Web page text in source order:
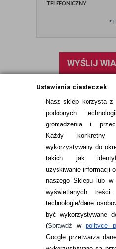
Ustawienia ciasteczek
Nasz sklep korzysta z
podobnych
gromadzenia i
Każdy
wykorzystywany do
takich jak
uzyskiwanie informacji
naszego Sklepu lub w
wyświetlanych treści.
technologie/dane
być wykorzystywane
(Sprawdźwpolityce
Google przetwarza
TELEFONICZNY.
*
WYŚLIJ
INFORMACJE
JAK ZAMAWIAĆ?
ZWROTY I REKLAMACJA
WARUNKI ZAKUPÓW